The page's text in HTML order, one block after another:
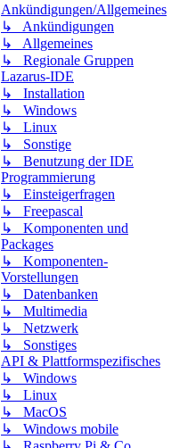
Ankündigungen/Allgemeines
↳ Ankündigungen
↳ Allgemeines
↳ Regionale Gruppen
Lazarus-IDE
↳ Installation
↳ Windows
↳ Linux
↳ Sonstige
↳ Benutzung der IDE
Programmierung
↳ Einsteigerfragen
↳ Freepascal
↳ Komponenten und
Packages
↳ Komponenten-
Vorstellungen
↳ Datenbanken
↳ Multimedia
↳ Netzwerk
↳ Sonstiges
API & Plattformspezifisches
↳ Windows
↳ Linux
↳ MacOS
↳ Windows mobile